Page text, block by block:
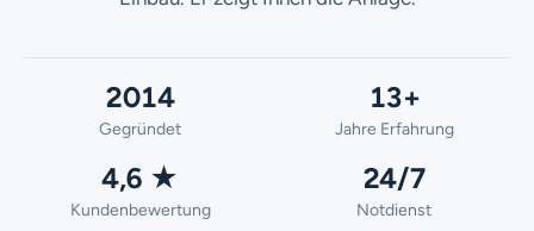
2014
Gegründet
13+
Jahre Erfahrung
4,6 ★
Kundenbewertung
24/7
Notdienst